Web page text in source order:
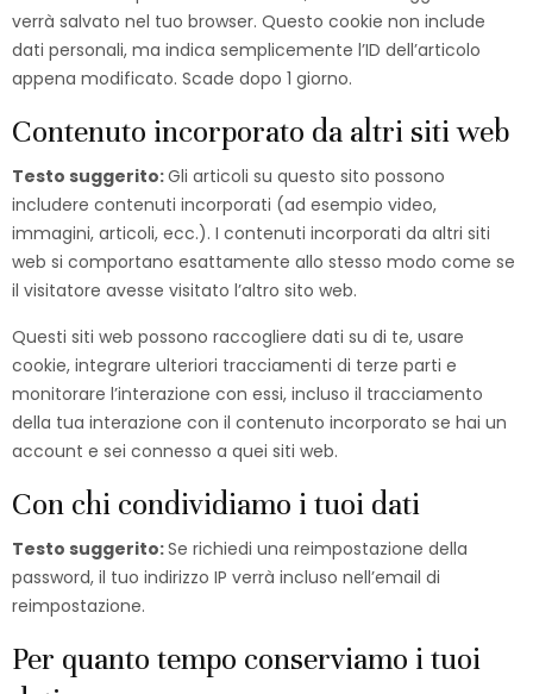
verrà salvato nel tuo browser. Questo cookie non include
dati personali, ma indica semplicemente l’ID dell’articolo
appena modificato. Scade dopo 1 giorno.
Contenuto incorporato da altri siti web
Testo suggerito:Gli articoli su questo sito possono
includere contenuti incorporati (ad esempio video,
immagini, articoli, ecc.). I contenuti incorporati da altri siti
web si comportano esattamente allo stesso modo come se
il visitatore avesse visitato l’altro sito web.
Questi siti web possono raccogliere dati su di te, usare
cookie, integrare ulteriori tracciamenti di terze parti e
monitorare l’interazione con essi, incluso il tracciamento
della tua interazione con il contenuto incorporato se hai un
account e sei connesso a quei siti web.
Con chi condividiamo i tuoi dati
Testo suggerito:Se richiedi una reimpostazione della
password, il tuo indirizzo IP verrà incluso nell’email di
reimpostazione.
Per quanto tempo conserviamo i tuoi